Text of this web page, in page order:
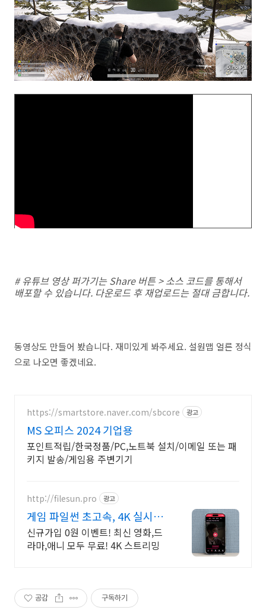
# 유튜브 영상 퍼가기는 Share 버튼 > 소스 코드를 통해서
배포할 수 있습니다. 다운로드 후 재업로드는 절대 금합니다.
동영상도 만들어 봤습니다. 재미있게 봐주세요. 설원맵 얼른 정식
으로 나오면 좋겠네요.
https://smartstore.naver.com/sbcore 광고
MS 오피스 2024 기업용
포인트적립/한국정품/PC,노트북 설치/이메일 또는 패
키지 발송/게임용 주변기기
http://filesun.pro 광고
게임 파일썬 초고속, 4K 실시간
보기!
신규가입 0원 이벤트! 최신 영화,드
라마,애니 모두 무료! 4K 스트리밍
공감 구독하기